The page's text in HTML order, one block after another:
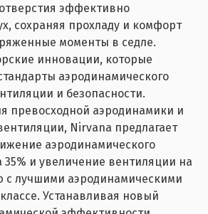
эффективно
сохраняя прохладу и комфорт
моменты в седле.
инновации, которые
аэродинамического
и безопасности.
превосходной аэродинамики и
Nirvana предлагает
аэродинамического
35% и увеличение вентиляции на
с лучшими аэродинамическими
Устанавливая новый